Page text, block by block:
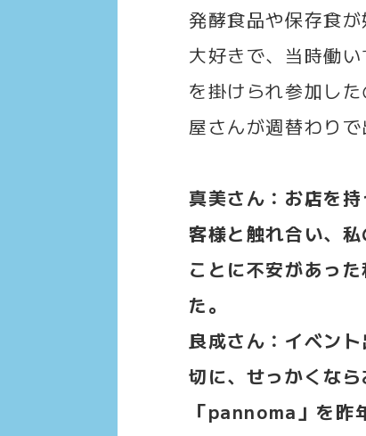
発酵食品や保存食
大好きで、当時働
を掛けられ参加し
屋さんが週替わりで
真美さん：お店を
客様と触れ合い、
ことに不安があっ
た。
良成さん：イベン
切に、せっかくな
「pannoma」を昨